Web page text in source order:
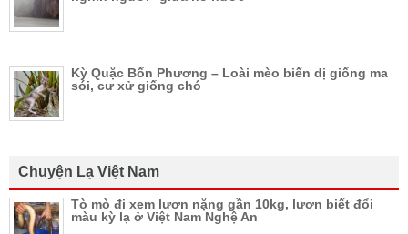
Kỳ Quặc Bốn Phương – Loài mèo biến dị giống ma
sói, cư xử giống chó
Chuyện Lạ Việt Nam
Tò mò đi xem lươn nặng gần 10kg, lươn biết đổi
màu kỳ lạ ở Việt Nam Nghệ An